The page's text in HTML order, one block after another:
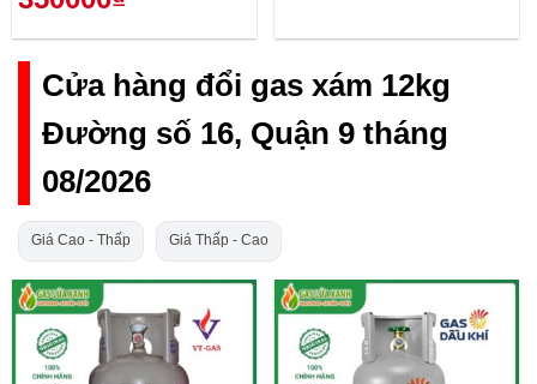
Cửa hàng đổi gas xám 12kg
Đường số 16, Quận 9 tháng
08/2026
Giá Cao - Thấp Giá Thấp - Cao